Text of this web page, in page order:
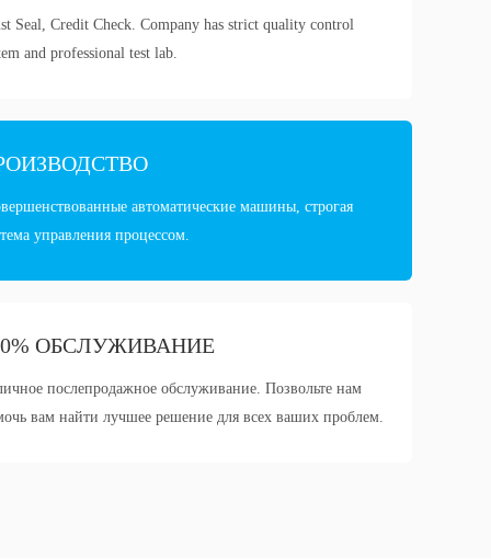
Seal, Credit Check. Company has strict quality control
and professional test lab.
автоматические машины, строгая
управления процессом.
ОБСЛУЖИВАНИЕ
послепродажное обслуживание. Позвольте нам
вам найти лучшее решение для всех ваших проблем.